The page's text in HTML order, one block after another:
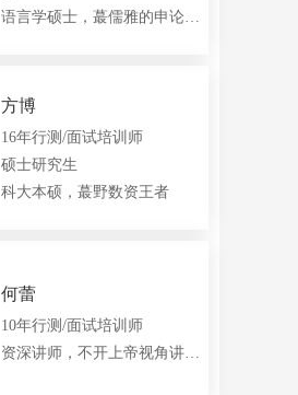
方博
16年行测/面试培训师
硕士研究生
科大本硕，蕞野数资王者
何蕾
10年行测/面试培训师
资深讲师，不开上帝视角讲题的言语老师